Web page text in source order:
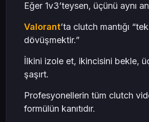
Eğer 1v3’teysen, üçünü aynı
Valorant’ta clutch mantığı
dövüşmektir.”
İlkini izole et, ikincisini bekle,
şaşırt.
Profesyonellerin tüm clutch
formülün kanıtıdır.